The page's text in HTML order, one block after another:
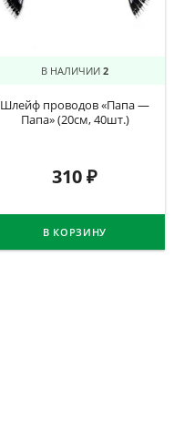
В НАЛИЧИИ 2
Шлейф проводов «Папа —
Папа» (20см, 40шт.)
310₽
В КОРЗИНУ